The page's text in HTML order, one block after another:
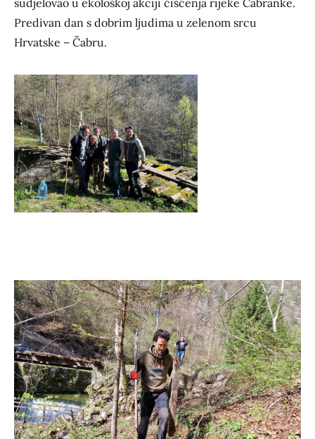
sudjelovao u ekološkoj akciji čišćenja rijeke Čabranke.
Predivan dan s dobrim ljudima u zelenom srcu
Hrvatske – Čabru.